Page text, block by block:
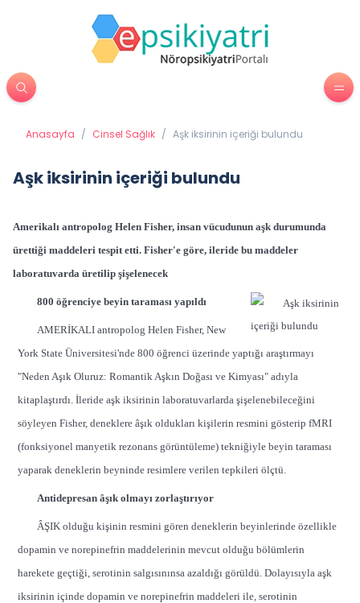
Anasayfa / Cinsel Sağlık / Aşk iksirinin içeriği bulundu
Aşk iksirinin içeriği bulundu
Amerikalı antropolog Helen Fisher, insan vücudunun aşk durumunda
ürettiği maddeleri tespit etti. Fisher'e göre, ileride bu maddeler
laboratuvarda üretilip şişelenecek
800 öğrenciye beyin taraması yapıldı
AMERİKALI antropolog Helen Fisher, New
York State Üniversitesi'nde 800 öğrenci üzerinde yaptığı araştırmayı
"Neden Aşık Oluruz: Romantik Aşkın Doğası ve Kimyası" adıyla
kitaplaştırdı. İleride aşk iksirinin laboratuvarlarda şişelenebileceğini
söyleyen Fisher, deneklere âşık oldukları kişilerin resmini gösterip fMRI
(fonksiyonel manyetik rezonans görüntüleme) tekniğiyle beyin taraması
yaparak deneklerin beyninde resimlere verilen tepkileri ölçtü.
Antidepresan âşık olmayı zorlaştırıyor
ÂŞIK olduğu kişinin resmini gören deneklerin beyinlerinde özellikle
dopamin ve norepinefrin maddelerinin mevcut olduğu bölümlerin
harekete geçtiği, serotinin salgısınınsa azaldığı görüldü. Dolayısıyla aşk
iksirinin içinde dopamin ve norepinefrin maddeleri ile, serotinin